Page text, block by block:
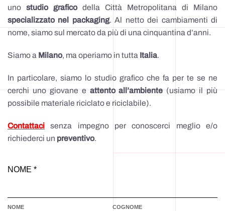
uno studio graficodella Città Metropolitana di Milano
specializzato nel packaging. Al netto dei cambiamenti di
nome, siamo sul mercato da più di una cinquantina d’anni.
Siamo a Milano, ma operiamo in tutta Italia.
In particolare, siamo lo studio grafico che fa per te se ne
cerchi uno giovane eattento all’ambiente(usiamo il più
possibile materiale riciclato e riciclabile).
Contattaci senza impegno per conoscerci meglio e/o
richiederci un preventivo.
NOME *
NOME COGNOME